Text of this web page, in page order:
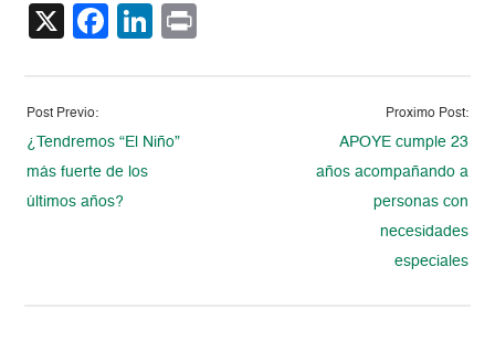
X Facebook
LinkedIn
Post Previo:
¿Tendremos “El Niño”
más fuerte de los
últimos años?
Proximo Post:
APOYE cumple 23
años acompañando a
personas con
necesidades
especiales